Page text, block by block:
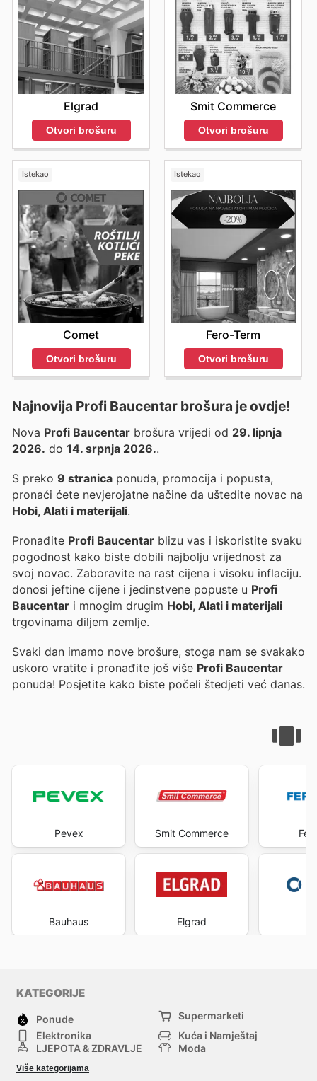
Elgrad
Otvori brošuru
Smit Commerce
Otvori brošuru
Istekao
Comet
Otvori brošuru
Istekao
Fero-Term
Otvori brošuru
Najnovija Profi Baucentar brošura je ovdje!
Nova Profi Baucentar brošura vrijedi od 29. lipnja
2026. do 14. srpnja 2026..
S preko 9 stranica ponuda, promocija i popusta,
pronaći ćete nevjerojatne načine da uštedite novac na
Hobi, Alati i materijali.
Pronađite Profi Baucentar blizu vas i iskoristite svaku
pogodnost kako biste dobili najbolju vrijednost za
svoj novac. Zaboravite na rast cijena i visoku inflaciju.
donosi jeftine cijene i jedinstvene popuste u Profi
Baucentar i mnogim drugim Hobi, Alati i materijali
trgovinama diljem zemlje.
Svaki dan imamo nove brošure, stoga nam se svakako
uskoro vratite i pronađite još više Profi Baucentar
ponuda! Posjetite kako biste počeli štedjeti već danas.
Pevex
Bauhaus
Smit Commerce
Elgrad
KATEGORIJE
Ponude
Supermarketi
Elektronika
Kuća i Namještaj
LJEPOTA & ZDRAVLJE
Moda
Bebe i djeca
Više kategorijama